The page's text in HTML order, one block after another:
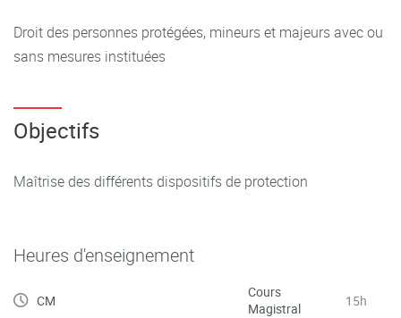
Droit des personnes protégées, mineurs et majeurs avec ou
sans mesures instituées
Objectifs
Maîtrise des différents dispositifs de protection
Heures d'enseignement
CM
Cours
Magistral
15h